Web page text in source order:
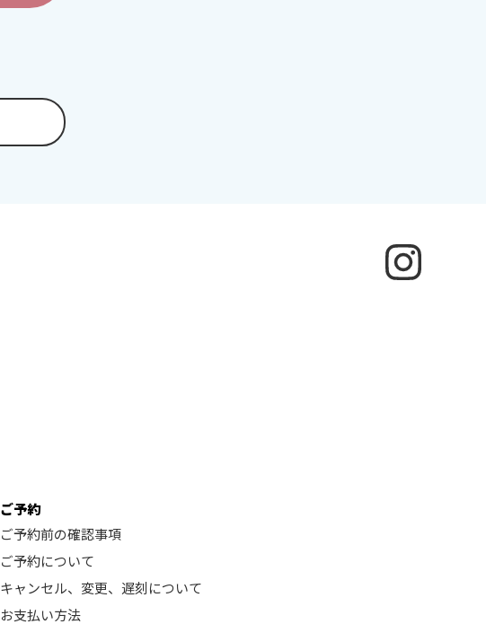
ご予約
ご予約前の確認事項
ご予約について
キャンセル、変更、遅刻について
お支払い方法